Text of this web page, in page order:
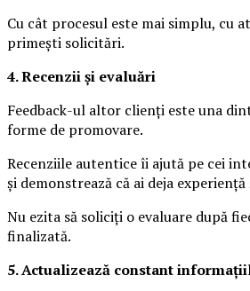
Cu cât procesul este mai simplu, cu
primești solicitări.
4. Recenzii și evaluări
Feedback-ul altor clienți este una
forme de promovare.
Recenziile autentice îi ajută pe cei
și demonstrează că ai deja
Nu ezita să soliciți o evaluare după
finalizată.
5. Actualizează constant